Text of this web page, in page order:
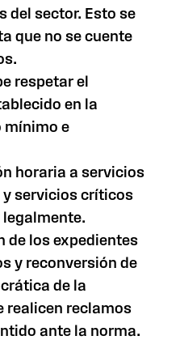
del sector. Esto se
que no se cuente
respetar el
en la
mínimo e
horaria a servicios
y servicios críticos
de los expedientes
y reconversión de
de la
realicen reclamos
ante la norma.